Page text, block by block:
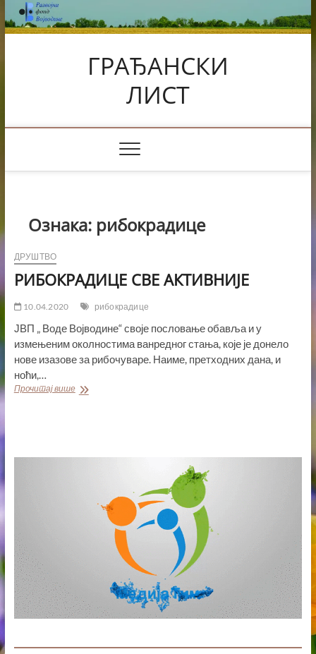
Skip
to
content
ГРАЂАНСКИ
ЛИСТ
Ознака: рибокрадице
ДРУШТВО
РИБОКРАДИЦЕ СВЕ АКТИВНИЈЕ
10.04.2020 рибокрадице
ЈВП „ Воде Војводине“ своје пословање обавља и у
измењеним околностима ванредног стања, које је донело
нове изазове за рибочуваре. Наиме, претходних дана, и
ноћи,…
Прочитај вишеРИБОКРАДИЦЕ